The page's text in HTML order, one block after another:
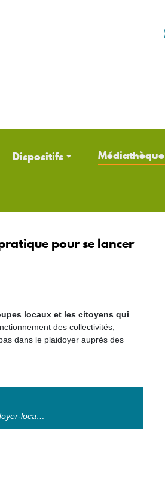
Dispositifs Médiathèque
pour se lancer
locaux et les citoyens qui
des collectivités,
dans le plaidoyer auprès des
loca…